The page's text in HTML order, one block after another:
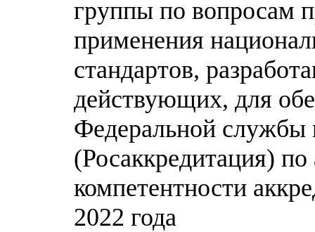
группы по вопросам
применения
стандартов,
действующих, для
Федеральной службы
(Росаккредитация)
компетентности
2022 года